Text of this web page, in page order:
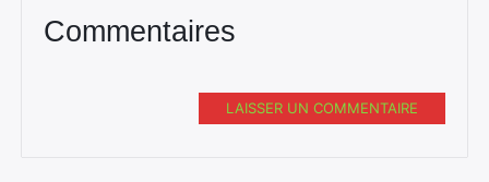
Commentaires
LAISSER UN COMMENTAIRE